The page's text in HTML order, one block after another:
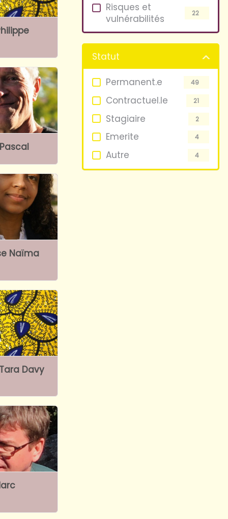
Risques et
vulnérabilités
22
Statut
Permanent.e 49
Contractuel.le 21
Stagiaire 2
Emerite 4
Autre 4
Naïma
Davy